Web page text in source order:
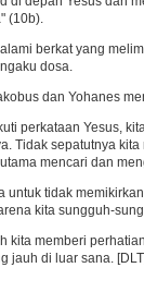
(10b).
berkat yang
dosa.
dan Yohanes
perkataan Yesus,
Tidak sepatutnya
mencari dan
untuk tidak
kita sungguh-
kita memberi
jauh di luar sana.